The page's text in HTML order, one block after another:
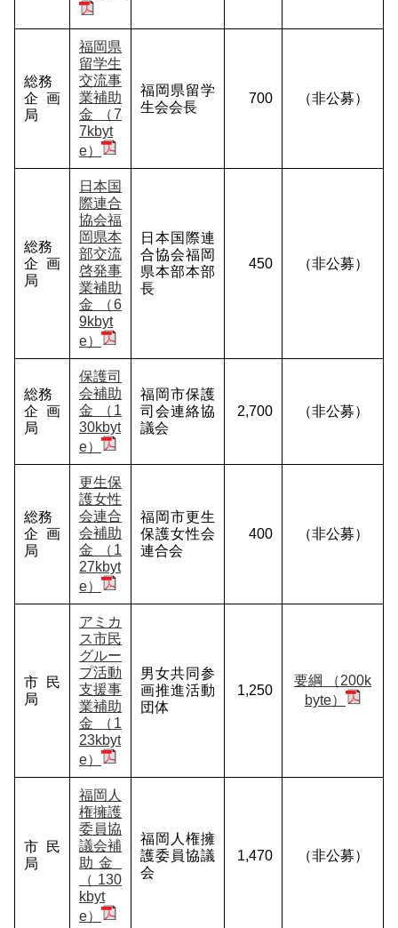
総務
企画
局
福岡県
留学生
交流事
業補助
金 （7
7kbyt
e）
福岡県留学
生会会長
700 （非公募）
総務
企画
局
日本国
際連合
協会福
岡県本
部交流
啓発事
業補助
金 （6
9kbyt
e）
日本国際連
合協会福岡
県本部本部
長
450 （非公募）
総務
企画
局
保護司
会補助
金 （1
30kbyt
e）
福岡市保護
司会連絡協
議会
2,700 （非公募）
総務
企画
局
更生保
護女性
会連合
会補助
金 （1
27kbyt
e）
福岡市更生
保護女性会
連合会
400 （非公募）
市民
局
アミカ
ス市民
グルー
プ活動
支援事
業補助
金 （1
23kbyt
e）
男女共同参
画推進活動
団体
1,250
要綱 （200k
byte）
市民
局
福岡人
権擁護
委員協
議会補
助金
（130
kbyt
e）
福岡人権擁
護委員協議
会
1,470 （非公募）